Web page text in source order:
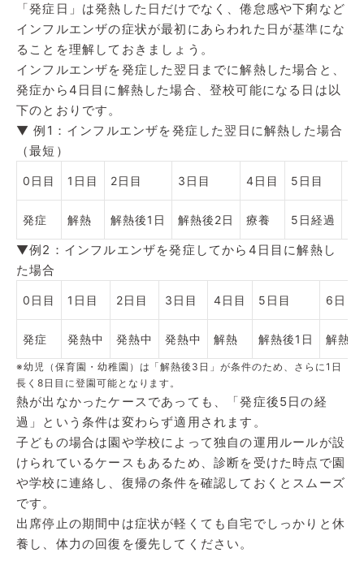
「発症日」は発熱した日だけでなく、倦怠感や下痢など
インフルエンザの症状が最初にあらわれた日が基準にな
ることを理解しておきましょう。
インフルエンザを発症した翌日までに解熱した場合と、
発症から4日目に解熱した場合、登校可能になる日は以
下のとおりです。
▼ 例1：インフルエンザを発症した翌日に解熱した場合
（最短）
0日目 1日目 2日目 3日目 4日目 5日目
発症 解熱 解熱後1日 解熱後2日 療養 5日経過
▼例2：インフルエンザを発症してから4日目に解熱し
た場合
0日目 1日目 2日目 3日目 4日目 5日目 6日目
発症 発熱中 発熱中 発熱中 解熱 解熱後1日 解熱
※幼児（保育園・幼稚園）は「解熱後3日」が条件のため、さらに1日
長く8日目に登園可能となります。
熱が出なかったケースであっても、「発症後5日の経
過」という条件は変わらず適用されます。
子どもの場合は園や学校によって独自の運用ルールが設
けられているケースもあるため、診断を受けた時点で園
や学校に連絡し、復帰の条件を確認しておくとスムーズ
です。
出席停止の期間中は症状が軽くても自宅でしっかりと休
養し、体力の回復を優先してください。